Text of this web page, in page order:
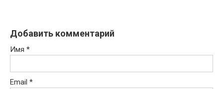
Добавить комментарий
Имя *
Email *